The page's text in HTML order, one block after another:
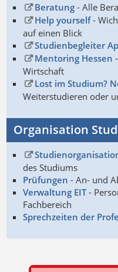
Beratung - Alle
Help yourself-
auf einen Blick
Studienbegleiter
Mentoring Hessen
Wirtschaft
Lost im Studium?
Weiterstudieren oder
Organisation
des Studiums
Prüfungen - An- und
Verwaltung EIT-
Fachbereich
Sprechzeiten der